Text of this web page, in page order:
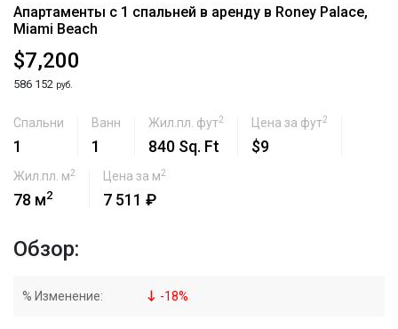
Апартаменты с 1 спальней в аренду в Roney Palace,
Miami Beach
$7,200
586 152 руб.
Спальни
1
Ванн
1
Жил.пл. фут2
840 Sq. Ft
Цена за фут2
$9
Жил.пл. м2
78 м2
Цена за м2
7 511 ₽
Обзор:
% Изменение: -18%